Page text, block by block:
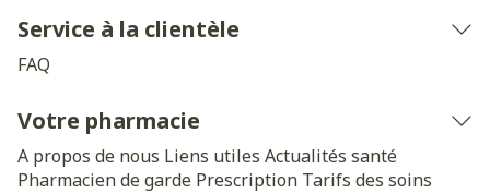
Service à la clientèle
FAQ
Votre pharmacie
A propos de nous Liens utiles Actualités santé
Pharmacien de garde Prescription Tarifs des soins